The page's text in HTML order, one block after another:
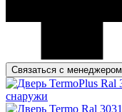
Связаться с менеджером